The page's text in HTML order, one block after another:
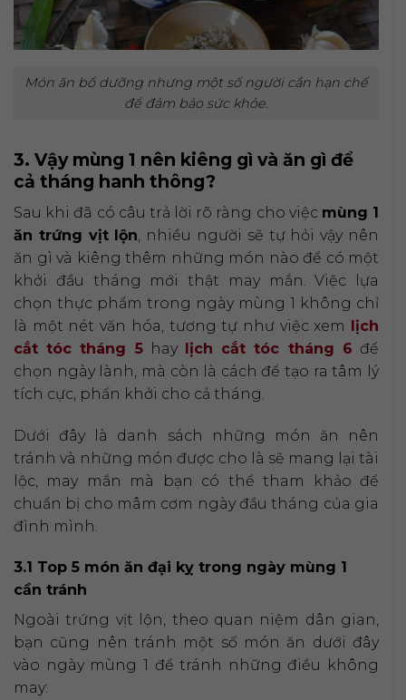
Món ăn bổ dưỡng nhưng một số người cần hạn chế
để đảm bảo sức khỏe.
3. Vậy mùng 1 nên kiêng gì và ăn gì để
cả tháng hanh thông?
Sau khi đã có câu trả lời rõ ràng cho việc mùng 1
ăn trứng vịt lộn , nhiều người sẽ tự hỏi vậy nên
ăn gì và kiêng thêm những món nào để có một
khởi đầu tháng mới thật may mắn. Việc lựa
chọn thực phẩm trong ngày mùng 1 không chỉ
là một nét văn hóa, tương tự như việc xem lịch
cắt tóc tháng 5hay lịch cắt tóc tháng 6 để
chọn ngày lành, mà còn là cách để tạo ra tâm lý
tích cực, phấn khởi cho cả tháng.
Dưới đây là danh sách những món ăn nên
tránh và những món được cho là sẽ mang lại tài
lộc, may mắn mà bạn có thể tham khảo để
chuẩn bị cho mâm cơm ngày đầu tháng của gia
đình mình.
3.1 Top 5 món ăn đại kỵ trong ngày mùng 1
cần tránh
Ngoài trứng vịt lộn, theo quan niệm dân gian,
bạn cũng nên tránh một số món ăn dưới đây
vào ngày mùng 1 để tránh những điều không
may: